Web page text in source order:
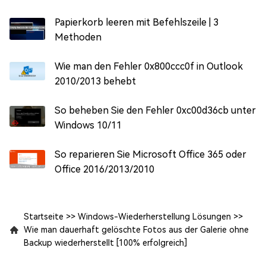
Papierkorb leeren mit Befehlszeile | 3
Methoden
Wie man den Fehler 0x800ccc0f in Outlook
2010/2013 behebt
So beheben Sie den Fehler 0xc00d36cb unter
Windows 10/11
So reparieren Sie Microsoft Office 365 oder
Office 2016/2013/2010
Startseite >> Windows-Wiederherstellung Lösungen >>
Wie man dauerhaft gelöschte Fotos aus der Galerie ohne
Backup wiederherstellt [100% erfolgreich]